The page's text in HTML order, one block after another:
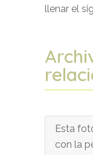
llenar el
Esta
con la